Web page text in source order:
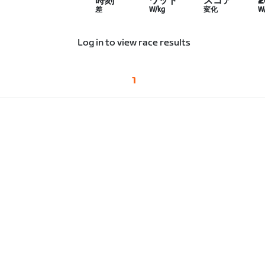
差 W/kg 変化
Log in to view race results
1